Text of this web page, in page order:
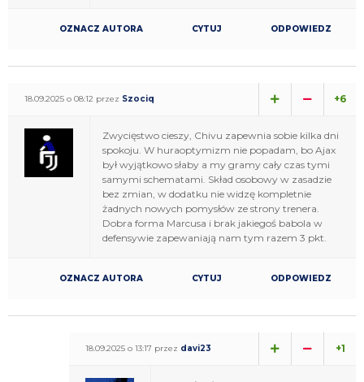
OZNACZ AUTORA CYTUJ ODPOWIEDZ
18.09.2025 o 08:12 przez Szociq +6
Zwycięstwo cieszy, Chivu zapewnia sobie kilka dni
spokoju. W huraoptymizm nie popadam, bo Ajax
był wyjątkowo słaby a my gramy cały czas tymi
samymi schematami. Skład osobowy w zasadzie
bez zmian, w dodatku nie widzę kompletnie
żadnych nowych pomysłów ze strony trenera.
Dobra forma Marcusa i brak jakiegoś babola w
defensywie zapewaniają nam tym razem 3 pkt.
OZNACZ AUTORA CYTUJ ODPOWIEDZ
18.09.2025 o 13:17 przez davi23 +1